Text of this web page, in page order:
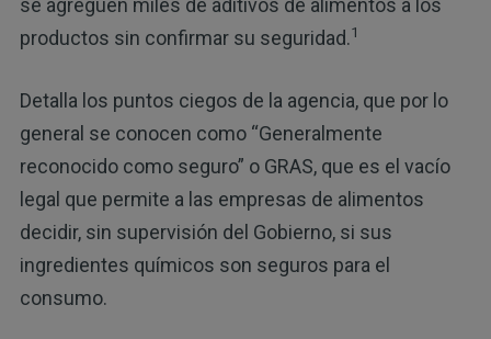
se agreguen miles de aditivos de alimentos a los
productos sin confirmar su seguridad.1
Detalla los puntos ciegos de la agencia, que por lo
general se conocen como “Generalmente
reconocido como seguro” o GRAS, que es el vacío
legal que permite a las empresas de alimentos
decidir, sin supervisión del Gobierno, si sus
ingredientes químicos son seguros para el
consumo.